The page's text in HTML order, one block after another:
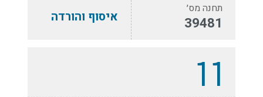
תחנה מס׳
39481 איסוף והורדה
11